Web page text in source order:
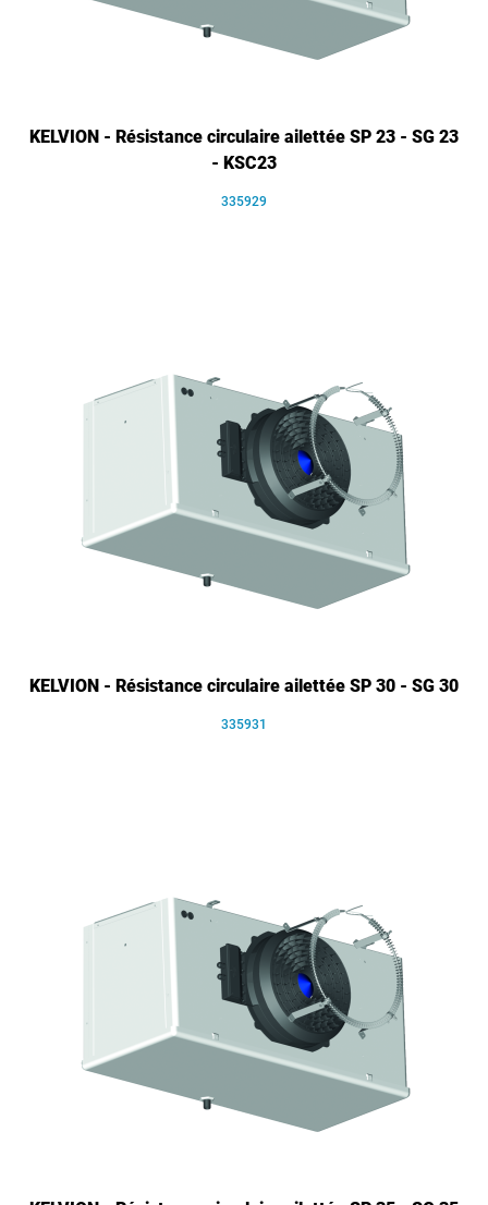
KELVION - Résistance circulaire ailettée SP 23 - SG 23
- KSC23
335929
KELVION - Résistance circulaire ailettée SP 30 - SG 30
335931